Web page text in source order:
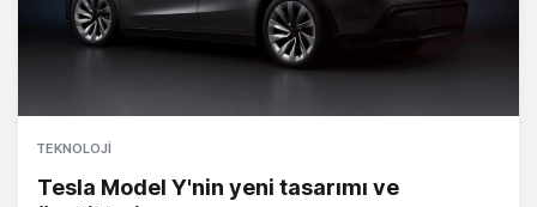
TEKNOLOJI
Tesla Model Y'nin yeni tasarımı ve